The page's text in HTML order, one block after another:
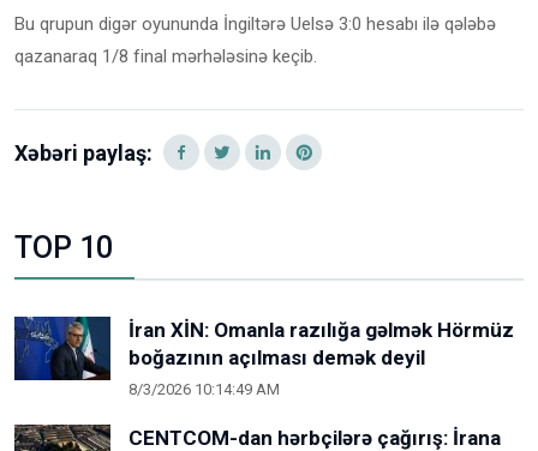
Bu qrupun digər oyununda İngiltərə Uelsə 3:0 hesabı ilə qələbə
qazanaraq 1/8 final mərhələsinə keçib.
Xəbəri paylaş:
TOP 10
İran XİN: Omanla razılığa gəlmək Hörmüz
boğazının açılması demək deyil
8/3/2026 10:14:49 AM
CENTCOM-dan hərbçilərə çağırış: İrana